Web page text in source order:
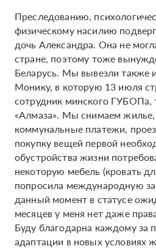
Преследованию,
физическому насилию
дочь Александра. Она не
стране, поэтому тоже
Беларусь. Мы вывезли также
Монику, в которую 13 июля
сотрудник минского ГУБОПа,
«Алмаза». Мы снимаем
коммунальные платежи,
покупку вещей первой
обустройства жизни
некоторую мебель (кровать
попросила международную
данный момент в статусе
месяцев у меня нет даже
Буду благодарна каждому за
адаптации в новых условиях